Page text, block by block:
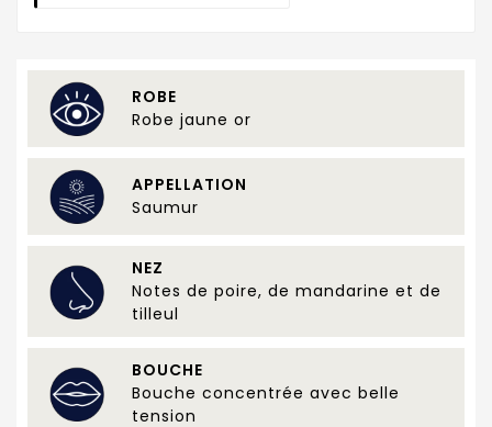
ROBE
Robe jaune or
APPELLATION
Saumur
NEZ
Notes de poire, de mandarine et de
tilleul
BOUCHE
Bouche concentrée avec belle
tension